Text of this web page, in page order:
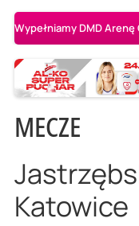
Wypełniamy DMD
MECZE
Katowice